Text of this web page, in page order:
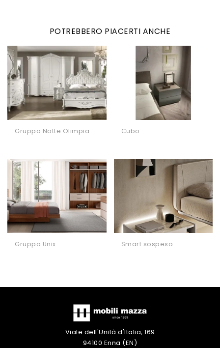
POTREBBERO PIACERTI ANCHE
Gruppo Notte Olimpia Cubo
Gruppo Unix Smart sospeso
Viale dell'Unità d'Italia, 169
94100 Enna (EN)